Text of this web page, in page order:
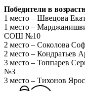
Победители в
1 место – Швецова
1 место –
СОШ №10
2 место – Соколова
2 место – Кондратьев
3 место – Топпарев
№3
3 место – Тихонов